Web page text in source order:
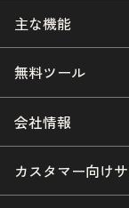
主な機能
無料ツール
会社情報
カスタマー向け